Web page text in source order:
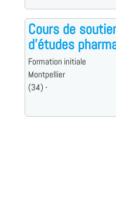
Cours de
d'études
Formation initiale
Montpellier
(34) -